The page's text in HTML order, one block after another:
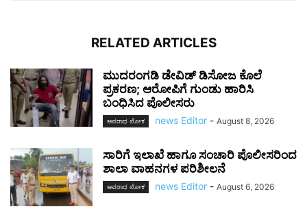
RELATED ARTICLES
ಮುದರಂಗಡಿ ಡೇವಿಡ್ ಡಿಸೋಜ ಕೊಲೆ
ಪ್ರಕರಣ; ಆರೋಪಿಗೆ ಗುಂಡು ಹಾರಿಸಿ
ಬಂಧಿಸಿದ ಪೊಲೀಸರು
ಅಪರಾಧ ಲೋಕ news Editor - August 8, 2026
ಸಾರಿಗೆ ಇಲಾಖೆ ಹಾಗೂ ಸಂಚಾರಿ ಪೊಲೀಸರಿಂದ
ಶಾಲಾ ವಾಹನಗಳ ಪರಿಶೀಲನೆ
ಅಪರಾಧ ಲೋಕ news Editor - August 6, 2026